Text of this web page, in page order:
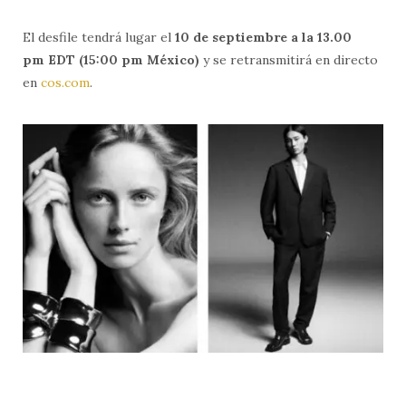
El desfile tendrá lugar el 10 de septiembre a la 13.00
pm EDT (15:00 pm México) y se retransmitirá en directo
en cos.com.